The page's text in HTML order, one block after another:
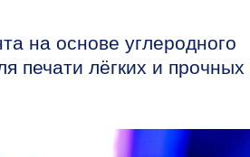
на основе углеродного
печати лёгких и прочных